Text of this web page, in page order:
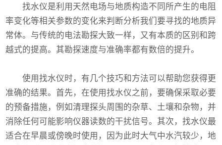
找水仪是利用天然电场与地质构造不同所产生的电阻
率变化等相关参数的变化来判断分析我们要寻找的地质异
常体。与传统的电法勘探大致一样，又有本质的区别和跨
越式的提高。其勘探速度与准确率都有数倍的提升。
使用找水仪时，有几个技巧和方法可以帮助您获得更
准确的结果。首先，在使用找水仪之前，要确保采取必要
的预备措施，例如清理探头周围的杂草、土壤和杂物，并
消除任何可能影响仪器读数的干扰信号。其次，找水仪最
适合在早晨或傍晚时使用，因为此时大气中水汽较少，地